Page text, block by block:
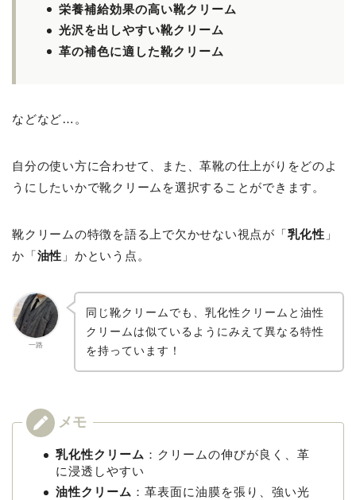
栄養補給効果の高い靴クリーム
光沢を出しやすい靴クリーム
革の補色に適した靴クリーム
などなど…。
自分の使い方に合わせて、また、革靴の仕上がりをどのよ
うにしたいかで靴クリームを選択することができます。
靴クリームの特徴を語る上で欠かせない視点が「乳化性 」
か「油性 」かという点。
一路
同じ靴クリームでも、乳化性クリームと油性
クリームは似ているようにみえて異なる特性
を持っています！
乳化性クリーム ：クリームの伸びが良く、革
に浸透しやすい
油性クリーム ：革表面に油膜を張り、強い光